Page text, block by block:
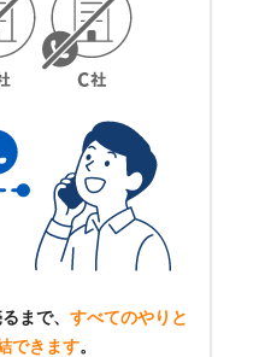
まで、 すべてのやりと
できます。